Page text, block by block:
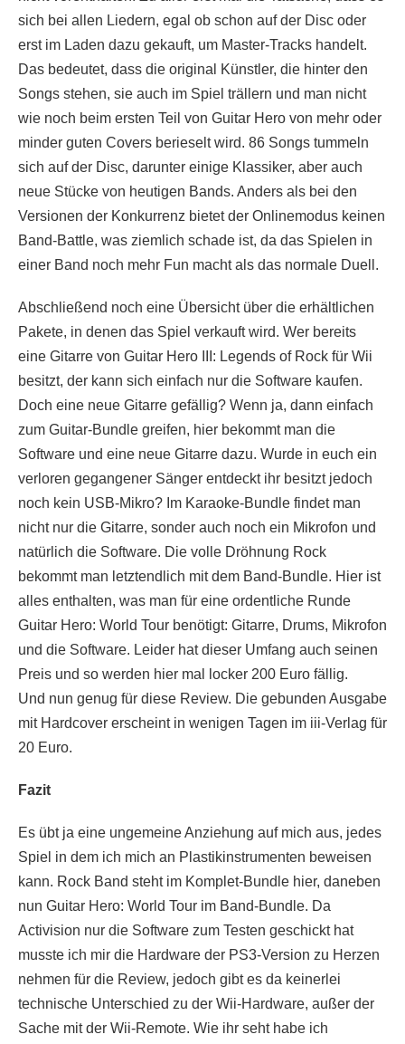
sich bei allen Liedern, egal ob schon auf der Disc oder
erst im Laden dazu gekauft, um Master-Tracks handelt.
Das bedeutet, dass die original Künstler, die hinter den
Songs stehen, sie auch im Spiel trällern und man nicht
wie noch beim ersten Teil von Guitar Hero von mehr oder
minder guten Covers berieselt wird. 86 Songs tummeln
sich auf der Disc, darunter einige Klassiker, aber auch
neue Stücke von heutigen Bands. Anders als bei den
Versionen der Konkurrenz bietet der Onlinemodus keinen
Band-Battle, was ziemlich schade ist, da das Spielen in
einer Band noch mehr Fun macht als das normale Duell.
Abschließend noch eine Übersicht über die erhältlichen
Pakete, in denen das Spiel verkauft wird. Wer bereits
eine Gitarre von Guitar Hero III: Legends of Rock für Wii
besitzt, der kann sich einfach nur die Software kaufen.
Doch eine neue Gitarre gefällig? Wenn ja, dann einfach
zum Guitar-Bundle greifen, hier bekommt man die
Software und eine neue Gitarre dazu. Wurde in euch ein
verloren gegangener Sänger entdeckt ihr besitzt jedoch
noch kein USB-Mikro? Im Karaoke-Bundle findet man
nicht nur die Gitarre, sonder auch noch ein Mikrofon und
natürlich die Software. Die volle Dröhnung Rock
bekommt man letztendlich mit dem Band-Bundle. Hier ist
alles enthalten, was man für eine ordentliche Runde
Guitar Hero: World Tour benötigt: Gitarre, Drums, Mikrofon
und die Software. Leider hat dieser Umfang auch seinen
Preis und so werden hier mal locker 200 Euro fällig.
Und nun genug für diese Review. Die gebunden Ausgabe
mit Hardcover erscheint in wenigen Tagen im iii-Verlag für
20 Euro.
Fazit
Es übt ja eine ungemeine Anziehung auf mich aus, jedes
Spiel in dem ich mich an Plastikinstrumenten beweisen
kann. Rock Band steht im Komplet-Bundle hier, daneben
nun Guitar Hero: World Tour im Band-Bundle. Da
Activision nur die Software zum Testen geschickt hat
musste ich mir die Hardware der PS3-Version zu Herzen
nehmen für die Review, jedoch gibt es da keinerlei
technische Unterschied zu der Wii-Hardware, außer der
Sache mit der Wii-Remote. Wie ihr seht habe ich